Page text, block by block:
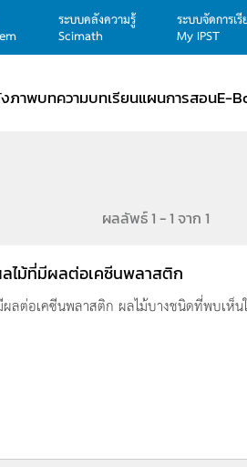
ระบบคลังความรู้
Scimath
ระบบจัดการเ
My IPST
ภาพบทความบทเรียนแผนการสอนE-
ผลลัพธ์ 1 - 1 จาก 1
ไม้ที่มีผลต่อเคซีนพลาสติก
ลต่อเคซีนพลาสติก ผลไม้บางชนิดที่พบเห็น